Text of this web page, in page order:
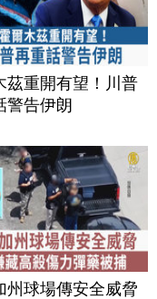
茲重開有望！川普
警告伊朗
州球場傳安全威脅